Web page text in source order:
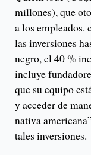
millones), que
a los empleados.
las inversiones
negro, el 40 %
incluye
que su equipo
y acceder de
nativa
tales inversiones.